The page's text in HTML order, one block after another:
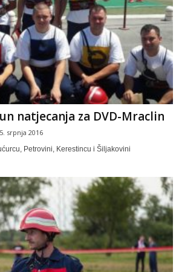
natjecanja za DVD-Mraclin
5. srpnja 2016
Petrovini, Kerestincu i Šiljakovini